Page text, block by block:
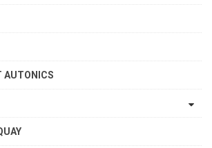
AUTONICS